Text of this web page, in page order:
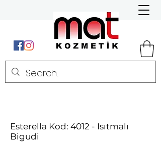
Esterella Kod: 4012 - Isıtmalı
Bigudi